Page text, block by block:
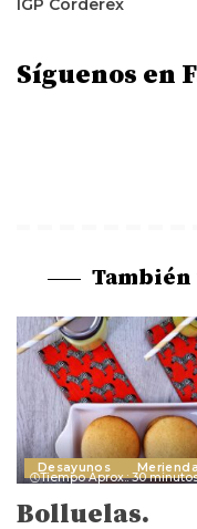
Síguenos en
Desayunos
Tiempo Aprox.: 30
Bolluelas.